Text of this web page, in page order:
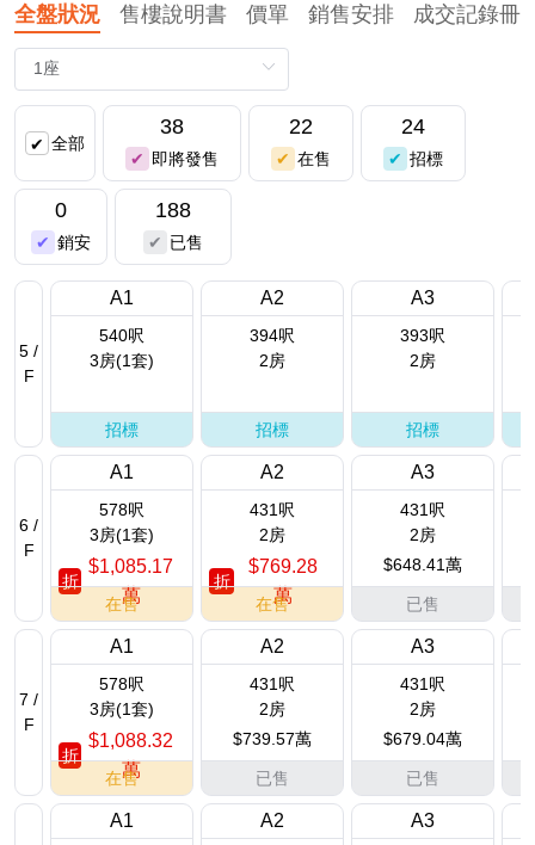
全盤狀況 售樓說明書 價單 銷售安排 成交記錄冊
全部
38
即將發售
22
在售
24
招標
0
銷安
188
已售
5 /
F
6 /
F
7 /
F
A1
540呎
3房(1套)
招標
A2
394呎
2房
招標
A3
393呎
2房
招標
A1
578呎
3房(1套)
折
$1,085.17
萬
在售
A2
431呎
2房
折
$769.28
萬
在售
A3
431呎
2房
$648.41萬
已售
A1
578呎
3房(1套)
折
$1,088.32
萬
在售
A2
431呎
2房
$739.57萬
已售
A3
431呎
2房
$679.04萬
已售
A1 A2 A3